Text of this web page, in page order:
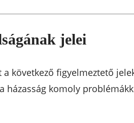
jelei
a következő figyelmeztető
házasság komoly